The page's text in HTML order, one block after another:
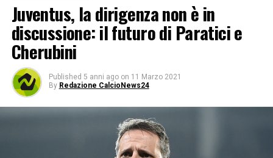
Juventus, la dirigenza non è in
discussione: il futuro di Paratici e
Cherubini
Published 5 anni ago on 11 Marzo 2021
By Redazione CalcioNews24